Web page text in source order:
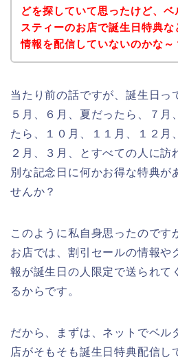
どを探していて思ったけど、ベ
スティーのお店で誕生日特典な
情報を配信していないのかな～
当たり前の話ですが、誕生日っ
５月、６月、夏だったら、７月
たら、１０月、１１月、１２月
２月、３月、とすべての人に訪
別な記念日に何かお得な特典が
せんか？
このように私自身思ったのです
お店では、割引セールの情報や
報が誕生日の人限定で送られて
るからです。
だから、まずは、ネットでベル
店がそもそも誕生日特典配信し